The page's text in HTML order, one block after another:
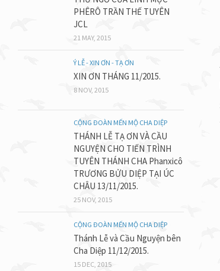
PHÊRÔ TRẦN THẾ TUYÊN
JCL
21 MAY, 2015
Ý LỄ - XIN ƠN - TẠ ƠN
XIN ƠN THÁNG 11/2015.
8 NOV, 2015
CỘNG ĐOÀN MẾN MỘ CHA DIỆP
THÁNH LỄ TẠ ƠN VÀ CẦU
NGUYỆN CHO TIẾN TRÌNH
TUYÊN THÁNH CHA Phanxicô
TRƯƠNG BỬU DIỆP TẠI ÚC
CHÂU 13/11/2015.
25 NOV, 2015
CỘNG ĐOÀN MẾN MỘ CHA DIỆP
Thánh Lễ và Cầu Nguyện bên
Cha Diệp 11/12/2015.
15 DEC, 2015